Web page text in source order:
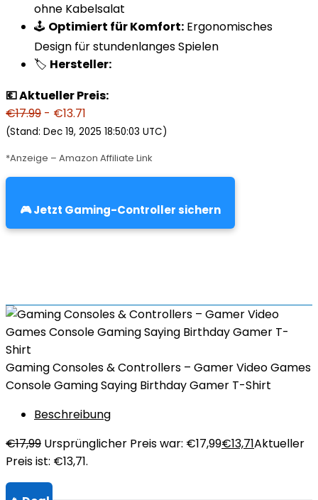
ohne Kabelsalat
🕹️ Optimiert für Komfort: Ergonomisches
Design für stundenlanges Spielen
🏷️ Hersteller:
💶 Aktueller Preis:
€17.99 - €13.71
(Stand: Dec 19, 2025 18:50:03 UTC)
*Anzeige – Amazon Affiliate Link
🎮 Jetzt Gaming-Controller sichern
Gaming Consoles & Controllers – Gamer Video Games
Console Gaming Saying Birthday Gamer T-Shirt
Beschreibung
€17,99 Ursprünglicher Preis war: €17,99€13,71Aktueller
Preis ist: €13,71.